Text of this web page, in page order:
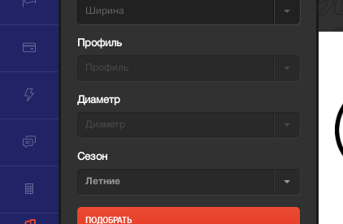
Ширина
Профиль
Профиль
Диаметр
Диаметр
Сезон
Летние